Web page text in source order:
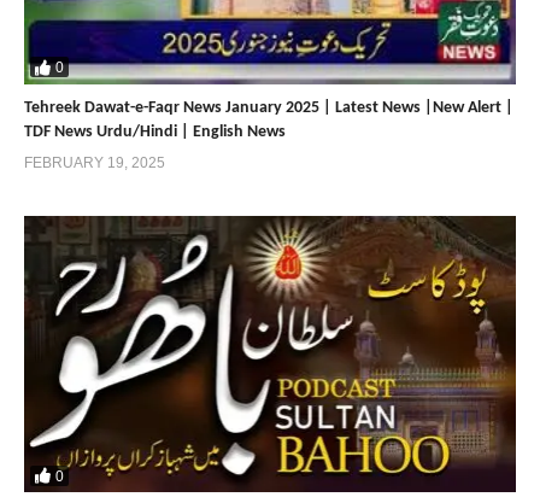
0
Tehreek Dawat-e-Faqr News January 2025 | Latest News |New Alert |
TDF News Urdu/Hindi | English News
FEBRUARY 19, 2025
0